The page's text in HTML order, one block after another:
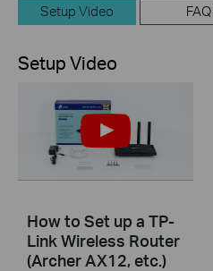
Setup Video FAQ
Setup Video
How to Set up a TP-
Link Wireless Router
(Archer AX12, etc.)